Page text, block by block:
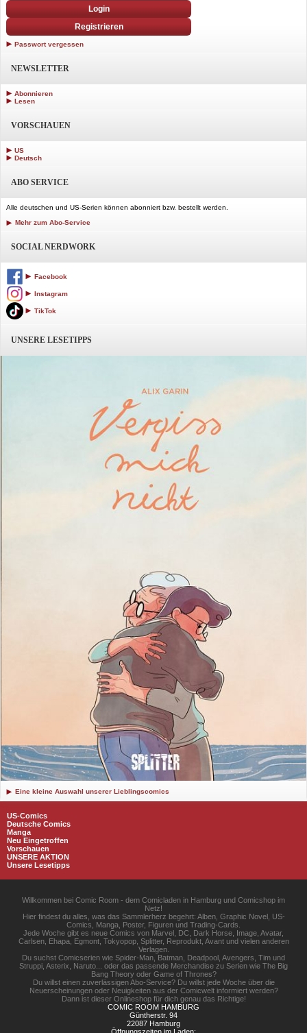
Login
Registrieren
Passwort vergessen
NEWSLETTER
Abonnieren
Lesen
VORSCHAUEN
US
Deutsch
ABO SERVICE
Alle deutschen und US-Serien können abonniert bzw. bestellt werden.
Mehr zum Abo-Service
SOCIAL NERDWORK
Facebook
Instagram
TikTok
UNSERE LESETIPPS
Eine kleine Auswahl unserer Lieblingscomics
US-Comics
Deutsche Comics
Manga
Neu Eingetroffen
Vorschauen
UNSERE AKTION
Unsere Lesetipps
Willkommen bei Comic Room - dem Comicladen in Hamburg und Comicshop im
Netz!
Hier findest du alles, was das Sammlerherz begehrt: Alben, Graphic Novel, US-
Comics, Manga, Poster, Figuren und Trading-Cards.
Jede Woche gibt es neue Comics von Marvel, DC, Dark Horse, Image, Avatar,
Carlsen, Ehapa, Egmont, Tokyopop, Splitter, Reprodukt, Avant und vielen anderen
Verlagen.
Du suchst Comicserien wie Spider-Man, Batman, Deadpool, Avengers, Tim und
Struppi, Asterix, Naruto... oder das passende Merchandise zu Serien wie The Big
Bang Theory oder Game of Thrones?
Du willst einen zuverlässigen Abo-Service? Du willst jede Woche über die
Neuerscheinungen oder Neuigkeiten aus der Comicwelt informiert werden?
Dann ist dieser Onlineshop für dich genau das Richtige!
COMIC ROOM HAMBURG
Güntherstr. 94
22087 Hamburg